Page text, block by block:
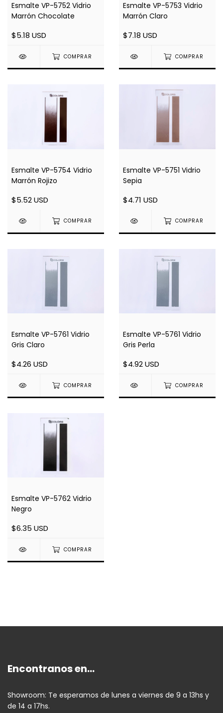
Esmalte VP-5752 Vidrio
Marrón Chocolate
$5.18 USD
COMPRAR
Esmalte VP-5753 Vidrio
Marrón Claro
$7.18 USD
COMPRAR
Esmalte VP-5754 Vidrio
Marrón Rojizo
$5.52 USD
COMPRAR
Esmalte VP-5751 Vidrio
Sepia
$4.71 USD
COMPRAR
Esmalte VP-5761 Vidrio
Gris Claro
$4.26 USD
COMPRAR
Esmalte VP-5761 Vidrio
Gris Perla
$4.92 USD
COMPRAR
Esmalte VP-5762 Vidrio
Negro
$6.35 USD
COMPRAR
Encontranos en...
Showroom: Te esperamos de lunes a viernes de 9 a 13hs y
de 14 a 17hs.